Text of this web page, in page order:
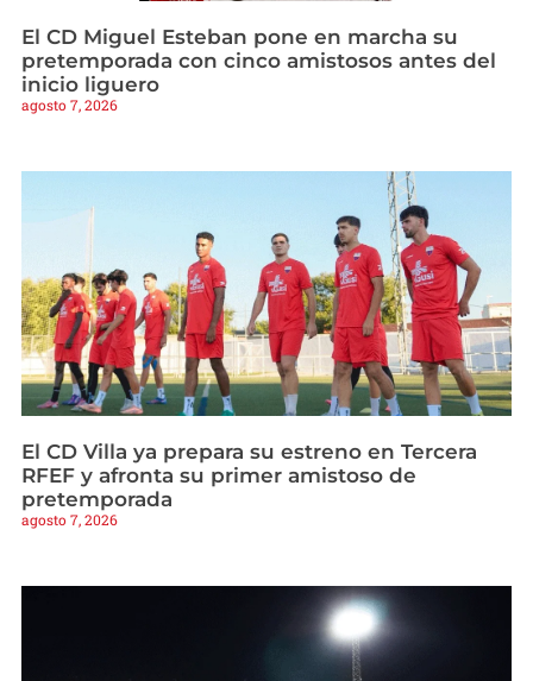
El CD Miguel Esteban pone en marcha su
pretemporada con cinco amistosos antes del
inicio liguero
agosto 7, 2026
El CD Villa ya prepara su estreno en Tercera
RFEF y afronta su primer amistoso de
pretemporada
agosto 7, 2026